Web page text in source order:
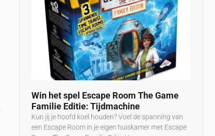
Win het spel Escape Room The Game
Familie Editie: Tijdmachine
Kun jij je hoofd koel houden? Voel de spanning van
een Escape Room in je eigen huiskamer met Escape